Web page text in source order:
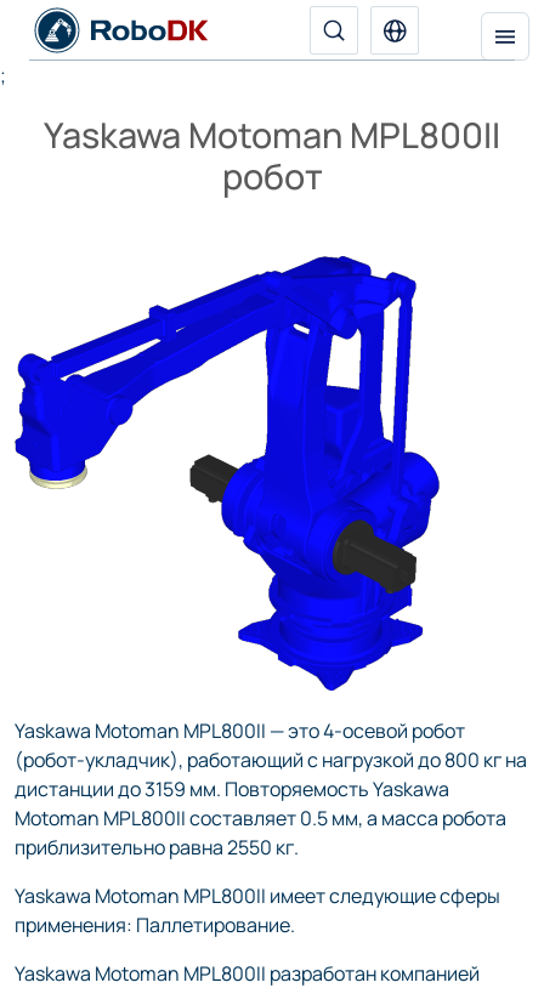
;
Yaskawa Motoman MPL800II
робот
Yaskawa Motoman MPL800II — это 4-осевой робот
(робот-укладчик), работающий с нагрузкой до 800 кг на
дистанции до 3159 мм. Повторяемость Yaskawa
Motoman MPL800II составляет 0.5 мм, а масса робота
приблизительно равна 2550 кг.
Yaskawa Motoman MPL800II имеет следующие сферы
применения: Паллетирование.
Yaskawa Motoman MPL800II разработан компанией